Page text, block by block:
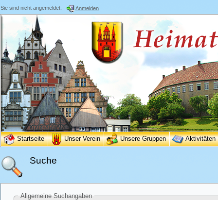
Sie sind nicht angemeldet. Anmelden
Startseite Unser Verein Unsere Gruppen Aktivitäten
Suche
Allgemeine Suchangaben